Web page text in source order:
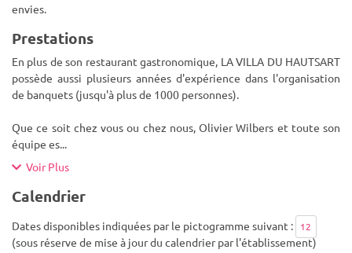
envies.
Prestations
En plus de son restaurant gastronomique, LA VILLA DU HAUTSART
possède aussi plusieurs années d'expérience dans l'organisation
de banquets (jusqu'à plus de 1000 personnes).
Que ce soit chez vous ou chez nous, Olivier Wilbers et toute son
équipe es...
Voir Plus
Calendrier
Dates disponibles indiquées par le pictogramme suivant : 12
(sous réserve de mise à jour du calendrier par l'établissement)